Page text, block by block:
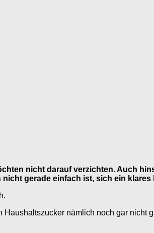
nicht darauf verzichten. Auch
gerade einfach ist, sich ein klares
nämlich noch gar nicht